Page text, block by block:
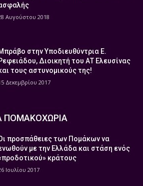
Αυγούστου 2018
στην Υποδιευθύντρια Ε.
Διοικητή του ΑΤ Ελευσίνας
τους αστυνομικούς της!
Δεκεμβρίου 2017
ΠΟΜΑΚΟΧΩΡΙΑ
προσπάθειες των Πομάκων να
με την Ελλάδα και στάση ενός
κράτους
Ιουλίου 2017